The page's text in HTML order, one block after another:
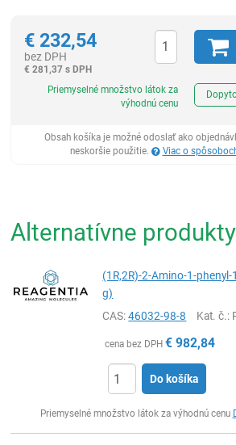
€ 232,54
bez DPH
€ 281,37 s DPH
Priemyselné množstvo látok za
výhodnú cenu
Obsah košíka je možné odoslať ako
neskoršie použitie.
Viac o
Alternatívne produkty
(1R,2R)-2-Amino-1-
g)
CAS:46032-98-8 Kat. č.:
cena bez DPH € 982,84
Do košíka
Priemyselné množstvo látok za výhodnú cenu